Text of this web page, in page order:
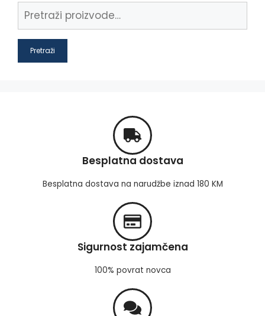
Pretraži
Besplatna dostava
Besplatna dostava na narudžbe iznad 180 KM
Sigurnost zajamčena
100% povrat novca